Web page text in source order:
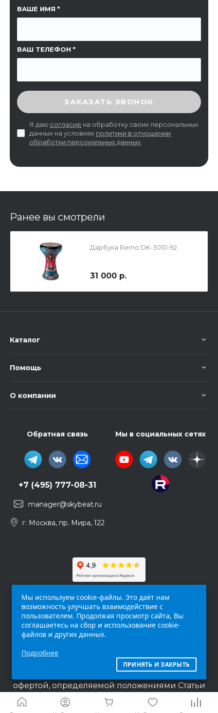
ВАШЕ ИМЯ
ВАШ ТЕЛЕФОН
ССЫЛКА НА СТРАНИЦУ
ВВЕДИТЕ ПРОВЕРОЧНЫЙ КОД
ЗАКАЗАТЬ ЗВОНОК
Я даю согласие на обработку своих персональных
данных на условиях политики в отношении
обработки персональных данных
Ранее вы смотрели
Дарбука Remo DK-3010-92
31 000 р.
Каталог
Помощь
О компании
Обратная связь
+7 (495) 777-08-31
manager@skybeat.ru
г. Москва, пр. Мира, 122
Мы в социальных сетях
интернет-сайт (
исключительно информационный характер и
ни при каких условиях не является публичной
офертой, определяемой положениями Статьи
437 п.2 Гражданского кодекса Российской
Федерации.
Мы используем cookie-файлы. Это даёт нам
возможность улучшать взаимодействие с
пользователем. Продолжая просмотр сайта, Вы
соглашаетесь на сбор и использование cookie-
файлов и других данных.
Подробнее
ПРИНЯТЬ И ЗАКРЫТЬ